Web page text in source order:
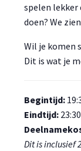
spelen lekker
doen? We
Wil je komen
Dit is wat je
Begintijd:
Eindtijd:
Dit is inclusief